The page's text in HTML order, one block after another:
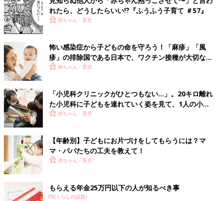
館風に見立ててDVD鑑賞ということもありました。また、こんな
ときにしかできないと思い立ち、椅子の生地の張替えを子どもた
ちと一緒に行ったり、人が少ない早朝の散歩を始めたり。家族以
外とのコミュニケーションでは、友人や親せきとオンラインで食
事会も行いました。新型コロナの流行がなければどれもあえてす
ることはなかったかもしれません。
まだ子どもが小さい場合でも、自宅で親子遊びを楽しんだり、お
もちゃを作ったり、おやつをかわいいお皿にのせてミニおやつパ
ーティーをしたり、お手伝いをお願いしたりなどしてもいいかも
しれません。また、オンラインで親せきや友人と顔を合わせた
り、育児相談をしたり、工夫できそうなことや今までにない経験
がありそうですね。
新型コロナ流行の影響は、今後も何らかの形で出てくる可能性が
あります。しかし、悪いことを想像して心配するのでなく、置か
れた状況でできることはないかを探してみることのほうが有意義
です。私自身も3人の子育てを通じて、少しずつ考え方を柔軟に
して、視野を広げられるようになってきたと思います。悩みなが
れたら、どうしたらいい⁉︎『ふうふう子育て ＃57』
赤ちゃん・育児
怖い感染症から子どもの命を守ろう！「麻疹」「風
疹」の排除国である日本で、ワクチン接種が大切な理
由とは？【小児科医】
赤ちゃん・育児
「小児科クリニックがひとつもない…」。20キロ離れ
た小児科に子どもを連れていく姿を見て、1人の小児
科医の決意
赤ちゃん・育児
【年齢別】子どもにお片づけをしてもらうには？マ
マ・パパたちの工夫を教えて！
赤ちゃん・育児
もらえる年金25万円以下の人が知るべき事
PR(くらしの話題)